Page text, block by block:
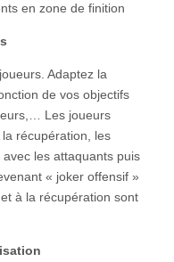
en zone de finition
Adaptez la
de vos objectifs
Les joueurs
récupération, les
les attaquants puis
« joker offensif »
à la récupération sont